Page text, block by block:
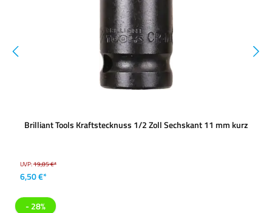
Brilliant Tools Kraftstecknuss 1/2 Zoll Sechskant 11 mm kurz
UVP:19,85 €*
6,50 €*
- 28%